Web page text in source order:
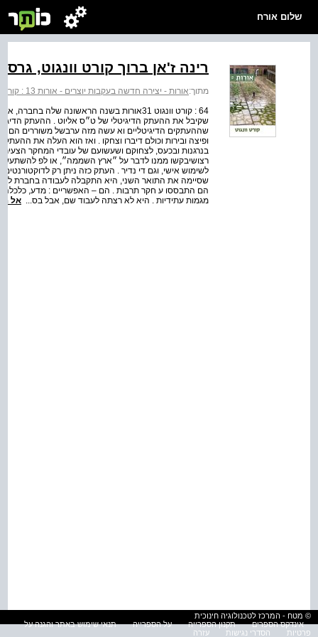
שלום אורח
רינה ז'אן ברוך קורט וונגוט, גרסה
מתוך:אורות - יצירה חדשה בעקבות יוצרים - אורות 13 : קורט וונגוט
64 : קורט וונגוט 31אורות בשנה הראשונה
שקיבל את ההעתק הדיגיטלי של ט״ס אליוט . ההעתק
שההעתקים הדיגיטליים וא עשה מזה ערבשל משוררים הם
ופיצה ובירות וכולם דיברו וצחקו . ואז הוא העלה את
בנרגנות ובכעס, לצחוקם ושעשועם של עובדי המחקר
רצושיבקשו ממנו לדבר על ״ארץ השממה״, או לפ
לשימוש אישי, וגם די נדיר . העתק כזה ניתן רק
שסיימה את התואר השני, היא התקבלה לעבודה בחברת ל
הם התבססו ע חקר תרבות . הם – האפשריים : מדע, כלכלה,
מגמות עתידיות . היא לא רצתה לעבוד שם, אבל בס... אל
© מטח - המרכז לטכנולוגיה חינוכית
אינדקס הספרים
תקנון הספרייה על הספרייה
תנאי שימוש באתר והגנה על
פרטיות
הסדרי נגישות עזרה